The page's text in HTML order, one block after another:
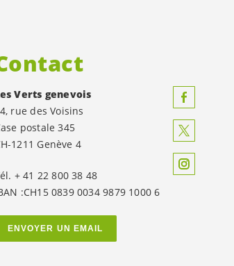
Verts genevois
rue des Voisins
postale 345
1211 Genève 4
+ 41 22 800 38 48
:CH15 0839 0034 9879 1000 6
ENVOYER UN EMAIL